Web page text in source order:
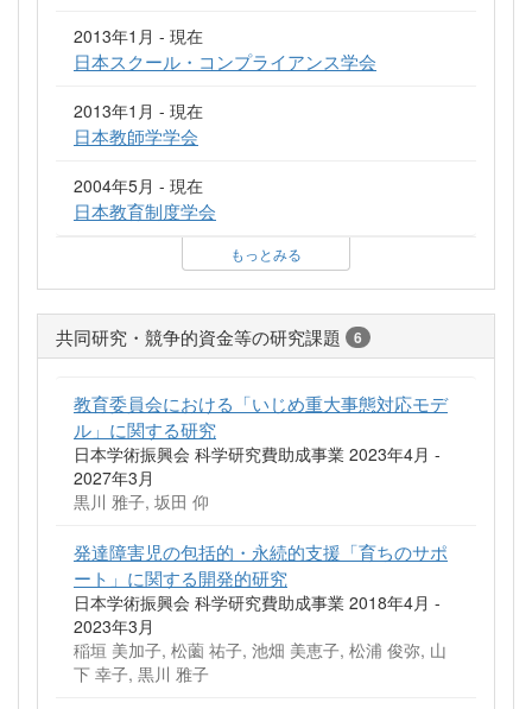
2013年1月 - 現在
日本スクール・コンプライアンス学会
2013年1月 - 現在
日本教師学学会
2004年5月 - 現在
日本教育制度学会
もっとみる
共同研究・競争的資金等の研究課題 6
教育委員会における「いじめ重大事態対応モデ
ル」に関する研究
日本学術振興会 科学研究費助成事業 2023年4月 -
2027年3月
黒川 雅子, 坂田 仰
発達障害児の包括的・永続的支援「育ちのサポ
ート」に関する開発的研究
日本学術振興会 科学研究費助成事業 2018年4月 -
2023年3月
稲垣 美加子, 松薗 祐子, 池畑 美恵子, 松浦 俊弥, 山
下 幸子, 黒川 雅子